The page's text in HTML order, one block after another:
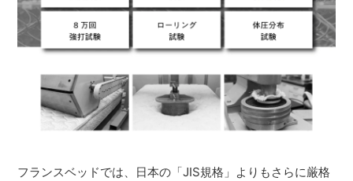
フランスベッドでは、日本の「JIS規格」よりもさらに厳格